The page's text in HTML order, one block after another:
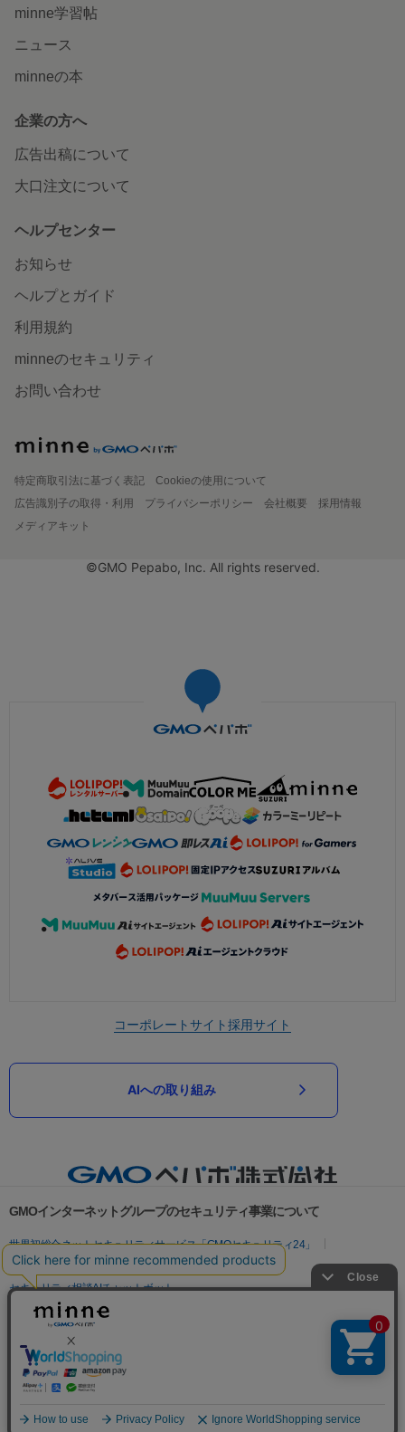
minne学習帖
ニュース
minneの本
企業の方へ
広告出稿について
大口注文について
ヘルプセンター
お知らせ
ヘルプとガイド
利用規約
minneのセキュリティ
お問い合わせ
特定商取引法に基づく表記
Cookieの使用について
広告識別子の取得・利用
プライバシーポリシー 会社概要
採用情報
メディアキット
©GMO Pepabo, Inc. All rights reserved.
コーポレートサイト採用サイト
AIへの取り組み
GMOインターネットグループのセキュリティ事業について
世界初総合ネットセキュリティサービス「GMOセキュリティ24」
パスワード漏洩診断
Webサイトリスク診断
セキュリティ相談AIチャットボット
実在証明・盗聴対策
サイバー攻撃対策（GMO Flatt Security）
セキュリティ事業の軌跡